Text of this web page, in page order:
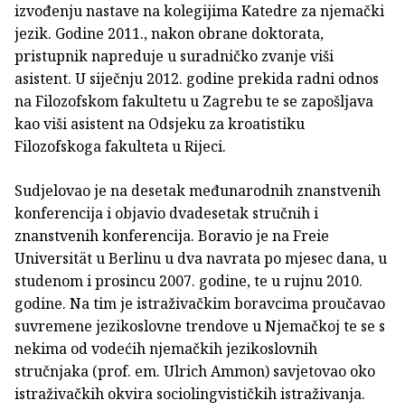
izvođenju nastave na kolegijima Katedre za njemački
jezik. Godine 2011., nakon obrane doktorata,
pristupnik napreduje u suradničko zvanje viši
asistent. U siječnju 2012. godine prekida radni odnos
na Filozofskom fakultetu u Zagrebu te se zapošljava
kao viši asistent na Odsjeku za kroatistiku
Filozofskoga fakulteta u Rijeci.
Sudjelovao je na desetak međunarodnih znanstvenih
konferencija i objavio dvadesetak stručnih i
znanstvenih konferencija. Boravio je na Freie
Universität u Berlinu u dva navrata po mjesec dana, u
studenom i prosincu 2007. godine, te u rujnu 2010.
godine. Na tim je istraživačkim boravcima proučavao
suvremene jezikoslovne trendove u Njemačkoj te se s
nekima od vodećih njemačkih jezikoslovnih
stručnjaka (prof. em. Ulrich Ammon) savjetovao oko
istraživačkih okvira sociolingvističkih istraživanja.